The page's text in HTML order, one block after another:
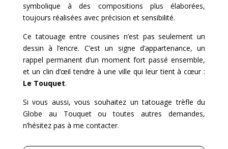
symbolique à des compositions plus élaborées,
toujours réalisées avec précision et sensibilité.
Ce tatouage entre cousines n’est pas seulement un
dessin à l’encre. C’est un signe d’appartenance, un
rappel permanent d’un moment fort passé ensemble,
et un clin d’œil tendre à une ville qui leur tient à cœur :
Le Touquet.
Si vous aussi, vous souhaitez un tatouage trèfle du
Globe au Touquet ou toutes autres demandes,
n’hésitez pas à me contacter.